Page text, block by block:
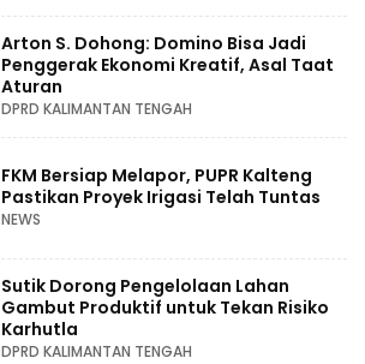
Arton S. Dohong: Domino Bisa Jadi
Penggerak Ekonomi Kreatif, Asal Taat
Aturan
DPRD KALIMANTAN TENGAH
FKM Bersiap Melapor, PUPR Kalteng
Pastikan Proyek Irigasi Telah Tuntas
NEWS
Sutik Dorong Pengelolaan Lahan
Gambut Produktif untuk Tekan Risiko
Karhutla
DPRD KALIMANTAN TENGAH